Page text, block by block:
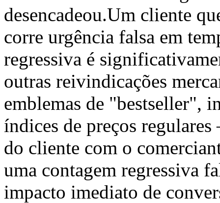
desencadeou.Um cliente
corre urgência falsa em
regressiva é
outras reivindicações
emblemas de "bestseller",
índices de preços
do cliente com o
uma contagem regressiva
impacto imediato de